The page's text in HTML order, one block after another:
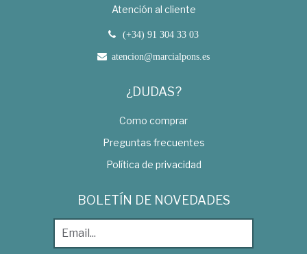
Atención al cliente
(+34) 91 304 33 03
atencion@marcialpons.es
¿DUDAS?
Como comprar
Preguntas frecuentes
Política de privacidad
BOLETÍN DE NOVEDADES